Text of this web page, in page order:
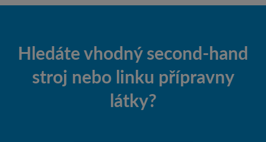
Hledáte vhodný second-hand
stroj nebo linku přípravny
látky?